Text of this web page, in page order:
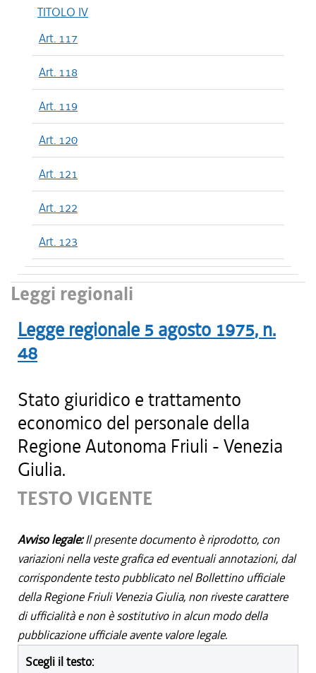
TITOLO IV
Art. 117
Art. 118
Art. 119
Art. 120
Art. 121
Art. 122
Art. 123
Leggi regionali
Legge regionale 5 agosto 1975, n.
48
Stato giuridico e trattamento
economico del personale della
Regione Autonoma Friuli - Venezia
Giulia.
TESTO VIGENTE
Avviso legale:Il presente documento è riprodotto, con
variazioni nella veste grafica ed eventuali annotazioni, dal
corrispondente testo pubblicato nel Bollettino ufficiale
della Regione Friuli Venezia Giulia, non riveste carattere
di ufficialità e non è sostitutivo in alcun modo della
pubblicazione ufficiale avente valore legale.
Scegli il testo: